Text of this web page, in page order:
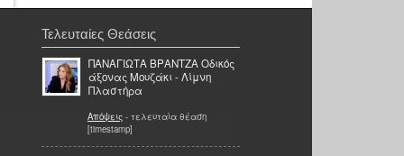
Τελευταίες Θεάσεις
ΠΑΝΑΓΙΩΤΑ ΒΡΑΝΤΖΑ Οδικός
άξονας Μουζάκι - Λίμνη
Πλαστήρα
Απόψεις - τελευταία θέαση
[timestamp]